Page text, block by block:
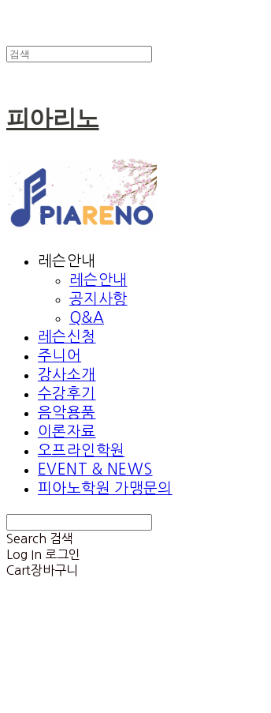
피아리노
레슨안내
레슨안내
공지사항
Q&A
레슨신청
주니어
강사소개
수강후기
음악용품
이론자료
오프라인학원
EVENT & NEWS
피아노학원 가맹문의
Search 검색
Log In 로그인
Cart장바구니